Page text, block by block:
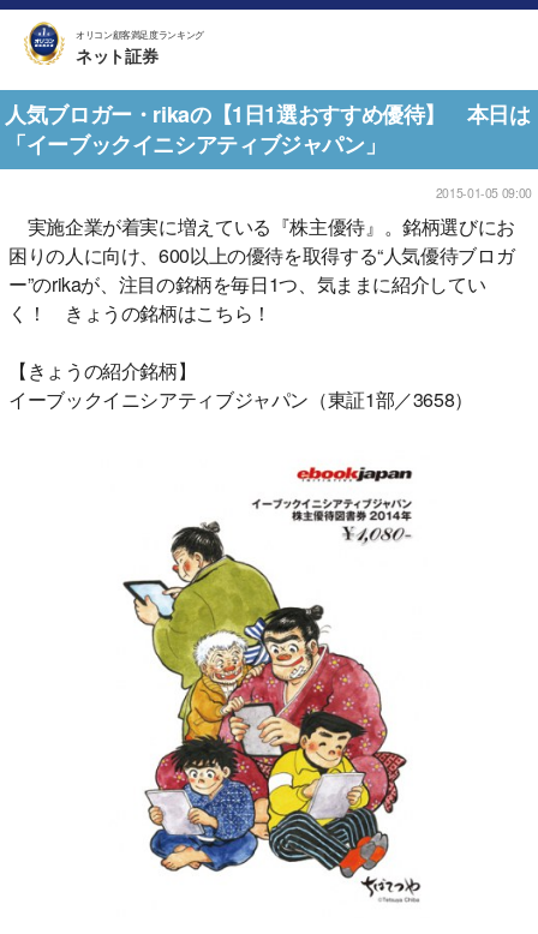
オリコン顧客満足度ランキング
ネット証券
人気ブロガー・rikaの【1日1選おすすめ優待】 本日は
「イーブックイニシアティブジャパン」
2015-01-05 09:00
実施企業が着実に増えている『株主優待』。銘柄選びにお
困りの人に向け、600以上の優待を取得する“人気優待ブロガ
ー”のrikaが、注目の銘柄を毎日1つ、気ままに紹介してい
く！ きょうの銘柄はこちら！
【きょうの紹介銘柄】
イーブックイニシアティブジャパン（東証1部／3658）